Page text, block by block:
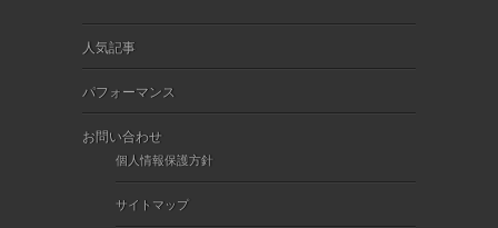
人気記事
パフォーマンス
お問い合わせ
個人情報保護方針
サイトマップ